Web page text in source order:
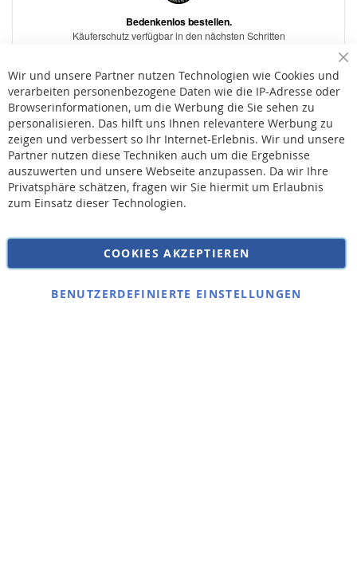
* Bei der Lieferung auf deutsche Inseln wird ein Inselzuschlag von 15,00 € auf die
Versandkosten erhoben.
AGB
Widerruf
Datenschutz
Impressum
Kontakt
Wir und unsere Partner nutzen Technologien wie Cookies und
verarbeiten personenbezogene Daten wie die IP-Adresse oder
Browserinformationen, um die Werbung die Sie sehen zu
personalisieren. Das hilft uns Ihnen relevantere Werbung zu
zeigen und verbessert so Ihr Internet-Erlebnis. Wir und unsere
Partner nutzen diese Techniken auch um die Ergebnisse
auszuwerten und unsere Webseite anzupassen. Da wir Ihre
Privatsphäre schätzen, fragen wir Sie hiermit um Erlaubnis
zum Einsatz dieser Technologien.
COOKIES AKZEPTIEREN
BENUTZERDEFINIERTE EINSTELLUNGEN